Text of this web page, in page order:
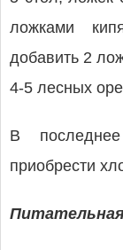
ложками
добавить 2
4-5 лесных
В
приобрести